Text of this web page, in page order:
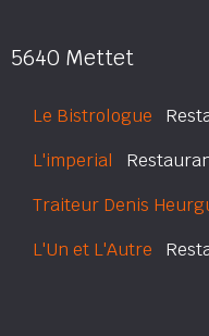
5640 Mettet
Le Bistrologue
L'imperial
Traiteur Denis
L'Un et L'Autre